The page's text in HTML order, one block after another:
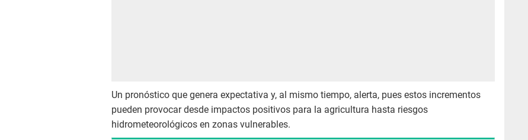
Un pronóstico que genera expectativa y, al mismo tiempo, alerta, pues estos incrementos
pueden provocar desde impactos positivos para la agricultura hasta riesgos
hidrometeorológicos en zonas vulnerables.